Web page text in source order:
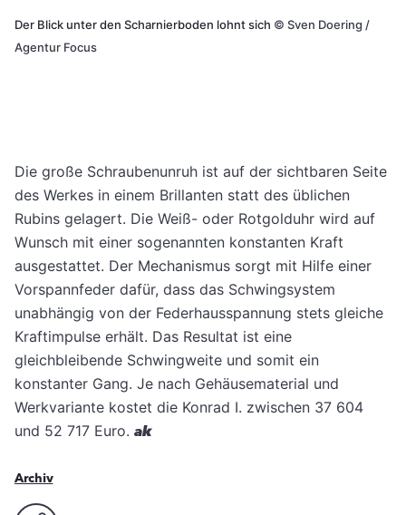
Der Blick unter den Scharnierboden lohnt sich © Sven Doering /
Agentur Focus
Die große Schraubenunruh ist auf der sichtbaren Seite
des Werkes in einem Brillanten statt des üblichen
Rubins gelagert. Die Weiß- oder Rotgolduhr wird auf
Wunsch mit einer sogenannten konstanten Kraft
ausgestattet. Der Mechanismus sorgt mit Hilfe einer
Vorspannfeder dafür, dass das Schwingsystem
unabhängig von der Federhausspannung stets gleiche
Kraftimpulse erhält. Das Resultat ist eine
gleichbleibende Schwingweite und somit ein
konstanter Gang. Je nach Gehäusematerial und
Werkvariante kostet die Konrad I. zwischen 37 604
und 52 717 Euro. ak
Archiv